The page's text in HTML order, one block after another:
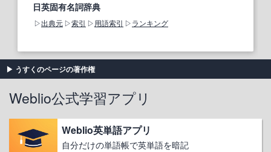
日英固有名詞辞典
出典元 索引 用語索引 ランキング
うすくのページの著作権
Weblio公式学習アプリ
Weblio英単語アプリ
自分だけの単語帳で英単語を暗記